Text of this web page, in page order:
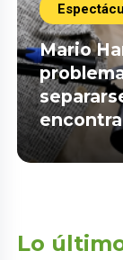
Mario
Lo